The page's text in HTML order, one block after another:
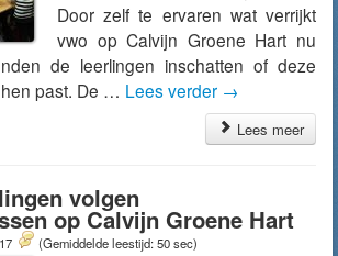
Door zelf te ervaren wat verrijkt
vwo op Calvijn Groene Hart nu
de leerlingen inschatten of deze
past. De … Lees verder →
Lees meer
volgen
op Calvijn Groene Hart
(Gemiddelde leestijd: 50 sec)